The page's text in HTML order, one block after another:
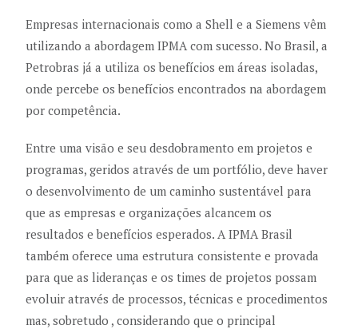
Empresas internacionais como a Shell e a Siemens vêm
utilizando a abordagem IPMA com sucesso. No Brasil, a
Petrobras já a utiliza os benefícios em áreas isoladas,
onde percebe os benefícios encontrados na abordagem
por competência.
Entre uma visão e seu desdobramento em projetos e
programas, geridos através de um portfólio, deve haver
o desenvolvimento de um caminho sustentável para
que as empresas e organizações alcancem os
resultados e benefícios esperados. A IPMA Brasil
também oferece uma estrutura consistente e provada
para que as lideranças e os times de projetos possam
evoluir através de processos, técnicas e procedimentos
mas, sobretudo , considerando que o principal